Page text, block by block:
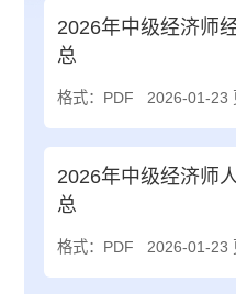
2026年中级经济师
总
格式：PDF 2026-01-23
2026年中级经济师
总
格式：PDF 2026-01-23